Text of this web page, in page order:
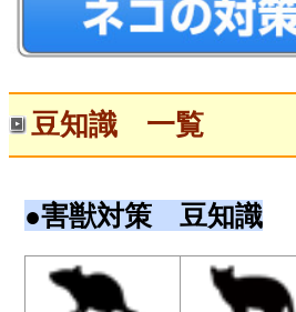
豆知識 一覧
●害獣対策 豆知識